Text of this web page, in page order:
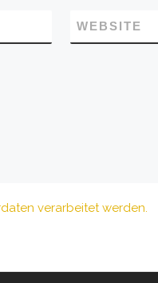
WEBSITE
verarbeitet werden.